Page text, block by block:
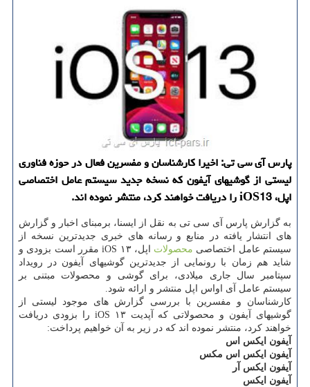
پارس آی سی تی: اخیرا كارشناسان و مفسرین فعال در حوزه فناوری
لیستی از گوشیهای آیفون كه نسخه جدید سیستم عامل اختصاصی
اپل، iOS13 را دریافت خواهند كرد، منتشر نموده اند.
به گزارش پارس آی سی تی به نقل از ایسنا، برمبنای اخبار و گزارش
های انتشار یافته در منابع و رسانه های خبری جدیدترین نسخه از
سیستم عامل اختصاصی محصولات
اپل، iOS ۱۳ مقرر است بزودی و
شاید هم زمان با رونمایی از جدیدترین گوشیهای آیفون در رویداد
سپتامبر سال جاری میلادی، برای گوشی و محصولات مبتنی بر
سیستم عامل آی اواس اپل منتشر و ارائه شود.
كارشناسان و مفسرین با بررسی گزارش های موجود لیستی از
گوشیهای آیفون و محصولاتی كه آپدیت iOS ۱۳ را بزودی دریافت
خواهند كرد، منتشر نموده اند كه در زیر به آن خواهیم پرداخت:
آیفون ایكس اس
آیفون ایكس اس مكس
آیفون ایكس آر
آیفون ایكس